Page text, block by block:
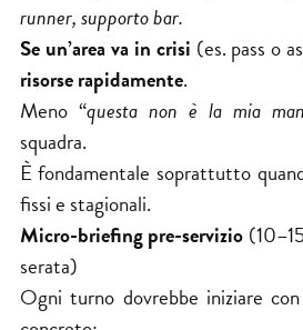
runner, supporto bar.
Se un’area va in crisi (es. pass o
risorse rapidamente.
Meno “questa non è la mia
squadra.
È fondamentale soprattutto
fissi e stagionali.
Micro-briefing pre-servizio
serata)
Ogni turno dovrebbe iniziare